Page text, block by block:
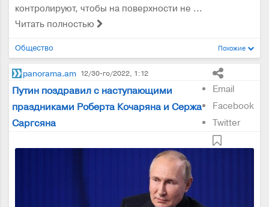
контролируют, чтобы на поверхности не ...
Читать полностью
Общество Похожие
panorama.am 12/30-го/2022, 1:12
Email
Facebook
Twitter
Путин поздравил с наступающими
праздниками Роберта Кочаряна и Сержа
Саргсяна